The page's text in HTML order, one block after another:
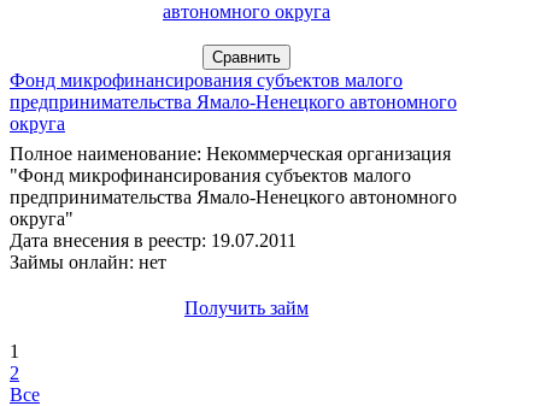
Фонд микрофинансирования субъектов малого
предпринимательства Ямало-Ненецкого автономного
округа
Полное наименование: Некоммерческая организация
"Фонд микрофинансирования субъектов малого
предпринимательства Ямало-Ненецкого автономного
округа"
Дата внесения в реестр: 19.07.2011
Займы онлайн: нет
Получить займ
1
2
Все